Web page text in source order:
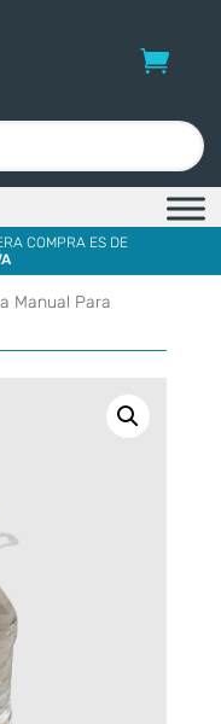
COMPRA ES DE
Manual Para